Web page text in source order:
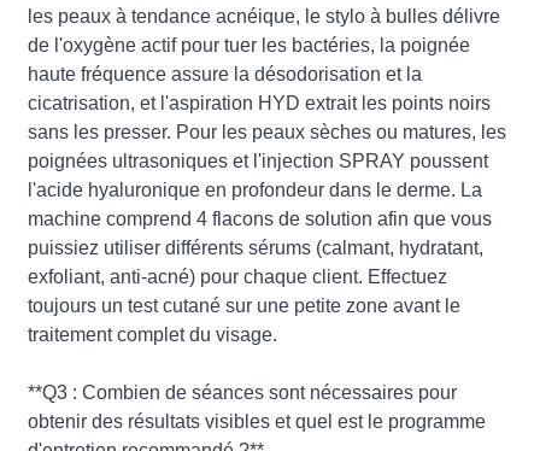
les peaux à tendance acnéique, le stylo à bulles délivre
de l'oxygène actif pour tuer les bactéries, la poignée
haute fréquence assure la désodorisation et la
cicatrisation, et l'aspiration HYD extrait les points noirs
sans les presser. Pour les peaux sèches ou matures, les
poignées ultrasoniques et l'injection SPRAY poussent
l'acide hyaluronique en profondeur dans le derme. La
machine comprend 4 flacons de solution afin que vous
puissiez utiliser différents sérums (calmant, hydratant,
exfoliant, anti-acné) pour chaque client. Effectuez
toujours un test cutané sur une petite zone avant le
traitement complet du visage.
**Q3 : Combien de séances sont nécessaires pour
obtenir des résultats visibles et quel est le programme